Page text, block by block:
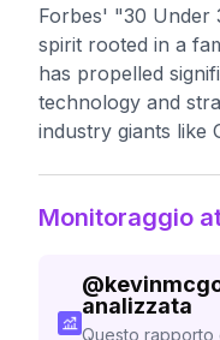
Forbes' "30 Under
spirit rooted in a
has propelled
technology and
industry giants like
Monitoraggio
@
analizzata
Questo rapporto